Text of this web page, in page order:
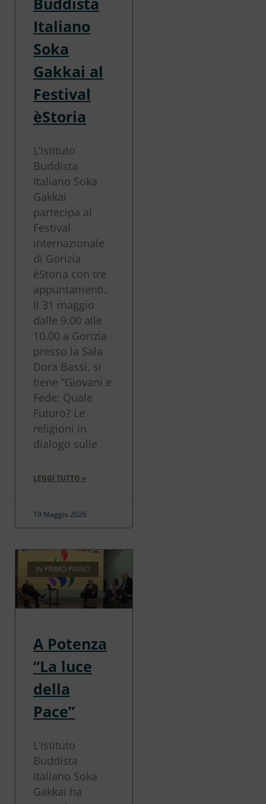
Italiano
Soka
Gakkai al
Festival
èStoria
L’Istituto
Buddista
Italiano Soka
Gakkai
partecipa al
Festival
internazionale
di Gorizia
èStoria con tre
appuntamenti.
Il 31 maggio
dalle 9.00 alle
10.00 a Gorizia
presso la Sala
Dora Bassi, si
tiene “Giovani e
Fede: Quale
Futuro? Le
religioni in
dialogo sulle
LEGGI TUTTO »
19 Maggio 2026
IN PRIMO PIANO
A Potenza
“La luce
della
Pace”
L’Istituto
Buddista
Italiano Soka
Gakkai ha